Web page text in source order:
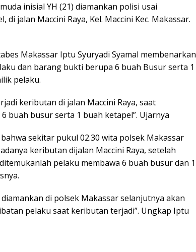
inisial YH (21) diamankan polisi usai
jalan Maccini Raya, Kel. Maccini Kec. Makassar.
Makassar Iptu Syuryadi Syamal membenarkan
dan barang bukti berupa 6 buah Busur serta 1
pelaku.
keributan di jalan Maccini Raya, saat
buah busur serta 1 buah ketapel”. Ujarnya
sekitar pukul 02.30 wita polsek Makassar
keributan dijalan Maccini Raya, setelah
pelaku membawa 6 buah busur dan 1
di polsek Makassar selanjutnya akan
pelaku saat keributan terjadi”. Ungkap Iptu